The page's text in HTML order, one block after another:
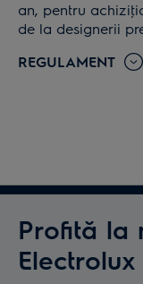
an, pentru
de la designerii
REGULAMENT
Profită la
Electrolux